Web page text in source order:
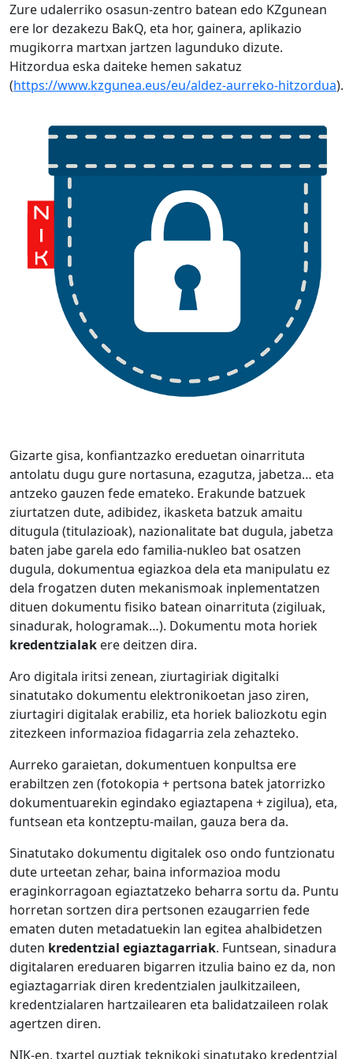
Zure udalerriko osasun-zentro batean edo KZgunean
ere lor dezakezu BakQ, eta hor, gainera, aplikazio
mugikorra martxan jartzen lagunduko dizute.
Hitzordua eska daiteke hemen sakatuz
(https://www.kzgunea.eus/eu/aldez-aurreko-hitzordua).
Gizarte gisa, konfiantzazko ereduetan oinarrituta
antolatu dugu gure nortasuna, ezagutza, jabetza… eta
antzeko gauzen fede emateko. Erakunde batzuek
ziurtatzen dute, adibidez, ikasketa batzuk amaitu
ditugula (titulazioak), nazionalitate bat dugula, jabetza
baten jabe garela edo familia-nukleo bat osatzen
dugula, dokumentua egiazkoa dela eta manipulatu ez
dela frogatzen duten mekanismoak inplementatzen
dituen dokumentu fisiko batean oinarrituta (zigiluak,
sinadurak, hologramak…). Dokumentu mota horiek
kredentzialak ere deitzen dira.
Aro digitala iritsi zenean, ziurtagiriak digitalki
sinatutako dokumentu elektronikoetan jaso ziren,
ziurtagiri digitalak erabiliz, eta horiek baliozkotu egin
zitezkeen informazioa fidagarria zela zehazteko.
Aurreko garaietan, dokumentuen konpultsa ere
erabiltzen zen (fotokopia + pertsona batek jatorrizko
dokumentuarekin egindako egiaztapena + zigilua), eta,
funtsean eta kontzeptu-mailan, gauza bera da.
Sinatutako dokumentu digitalek oso ondo funtzionatu
dute urteetan zehar, baina informazioa modu
eraginkorragoan egiaztatzeko beharra sortu da. Puntu
horretan sortzen dira pertsonen ezaugarrien fede
ematen duten metadatuekin lan egitea ahalbidetzen
duten kredentzial egiaztagarriak. Funtsean, sinadura
digitalaren ereduaren bigarren itzulia baino ez da, non
egiaztagarriak diren kredentzialen jaulkitzaileen,
kredentzialaren hartzailearen eta balidatzaileen rolak
agertzen diren.
NIK-en, txartel guztiak teknikoki sinatutako kredentzial